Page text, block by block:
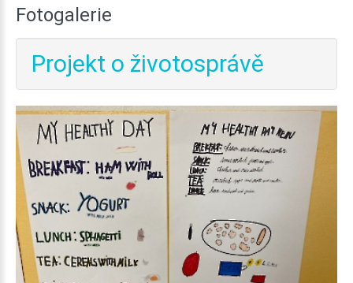
Fotogalerie
Projekt o životosprávě
My healthy day_1